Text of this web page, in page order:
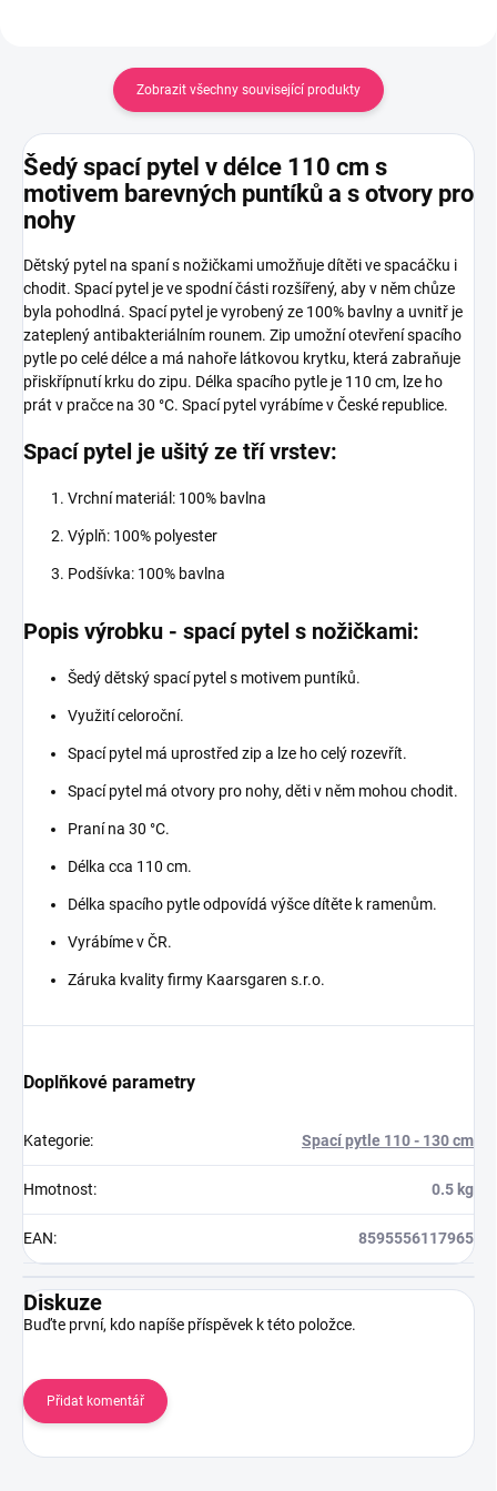
Zobrazit všechny související produkty
Šedý spací pytel v délce 110 cm s
motivem barevných puntíků a s otvory pro
nohy
Dětský pytel na spaní s nožičkami umožňuje dítěti ve spacáčku i
chodit. Spací pytel je ve spodní části rozšířený, aby v něm chůze
byla pohodlná. Spací pytel je vyrobený ze 100% bavlny a uvnitř je
zateplený antibakteriálním rounem. Zip umožní otevření spacího
pytle po celé délce a má nahoře látkovou krytku, která zabraňuje
přiskřípnutí krku do zipu. Délka spacího pytle je 110 cm, lze ho
prát v pračce na 30 °C. Spací pytel vyrábíme v České republice.
Spací pytel je ušitý ze tří vrstev:
Vrchní materiál: 100% bavlna
Výplň: 100% polyester
Podšívka: 100% bavlna
Popis výrobku - spací pytel s nožičkami:
Šedý dětský spací pytel s motivem puntíků.
Využití celoroční.
Spací pytel má uprostřed zip a lze ho celý rozevřít.
Spací pytel má otvory pro nohy, děti v něm mohou chodit.
Praní na 30 °C.
Délka cca 110 cm.
Délka spacího pytle odpovídá výšce dítěte k ramenům.
Vyrábíme v ČR.
Záruka kvality firmy Kaarsgaren s.r.o.
Doplňkové parametry
Kategorie: Spací pytle 110 - 130 cm
Hmotnost: 0.5 kg
EAN: 8595556117965
Diskuze
Buďte první, kdo napíše příspěvek k této položce.
Přidat komentář